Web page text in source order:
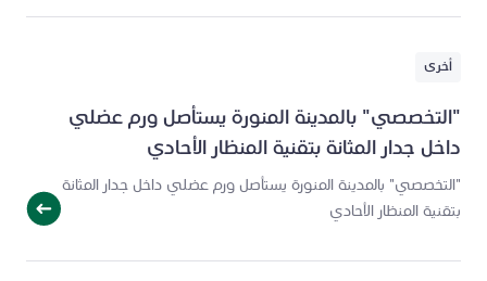
أخرى
"التخصصي" بالمدينة المنورة يستأصل ورم عضلي
داخل جدار المثانة بتقنية المنظار الأحادي
"التخصصي" بالمدينة المنورة يستأصل ورم عضلي داخل جدار المثانة
بتقنية المنظار الأحادي